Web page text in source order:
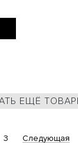
ЕЩЁ
3 Следующая